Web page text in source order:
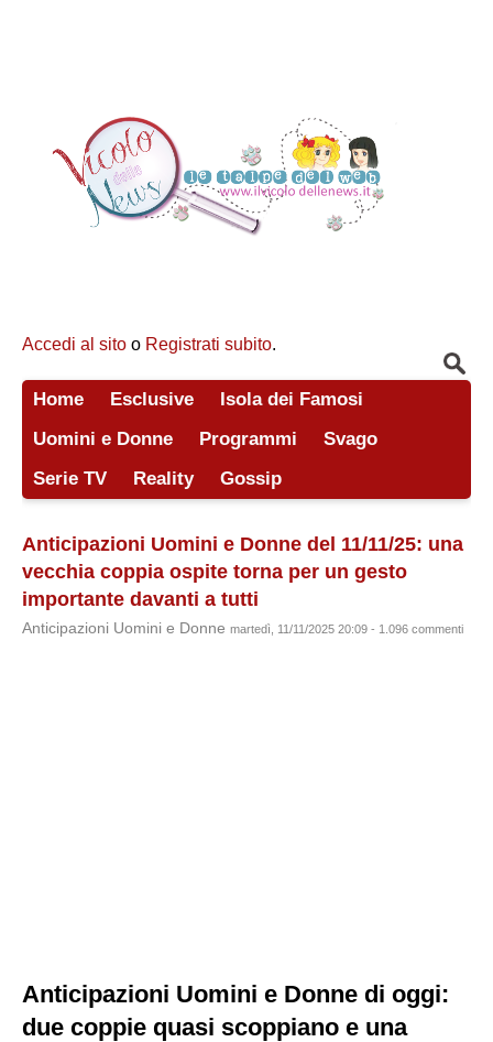
Accedi al sito o Registrati subito.
Home Esclusive
Isola dei Famosi
Uomini e Donne
Programmi
Svago
Serie TV
Reality Gossip
Anticipazioni Uomini e Donne del 11/11/25: una
vecchia coppia ospite torna per un gesto
importante davanti a tutti
Anticipazioni Uomini e Donne martedì, 11/11/2025 20:09 - 1.096 commenti
Anticipazioni Uomini e Donne di oggi:
due coppie quasi scoppiano e una